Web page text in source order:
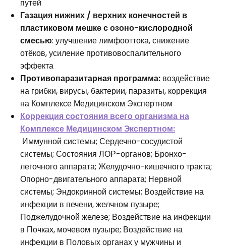
путей
Газация нижних / верхних конечностей в
пластиковом мешке с озоно-кислородной
смесью: улучшение лимфооттока, снижение
отёков, усиление противовоспалительного
эффекта
Противопаразитарная программа: воздействие
на грибки, вирусы, бактерии, паразиты, коррекция
на Комплексе Медицинском Экспертном
Коррекция состояния всего организма на
Комплексе Медицинском Экспертном:
Иммунной системы; Сердечно-сосудистой
системы; Состояния ЛОР-органов; Бронхо-
легочного аппарата; Желудочно-кишечного тракта;
Опорно-двигательного аппарата; Нервной
системы; Эндокринной системы; Воздействие на
инфекции в печени, желчном пузыре;
Поджелудочной железе; Воздействие на инфекции
в Почках, мочевом пузыре; Воздействие на
инфекции в Половых органах у мужчины и